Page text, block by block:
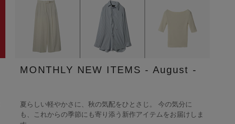
MONTHLY NEW ITEMS - August -
夏らしい軽やかさに、秋の気配をひとさじ。 今の気分に
も、これからの季節にも寄り添う新作アイテムをお届けしま